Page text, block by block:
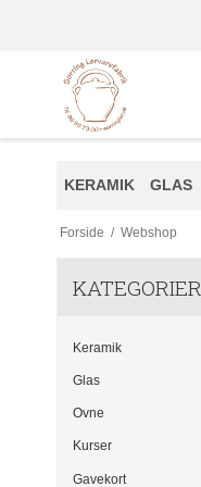
KERAMIK GLAS
Forside / Webshop
KATEGORIER
Keramik
Glas
Ovne
Kurser
Gavekort